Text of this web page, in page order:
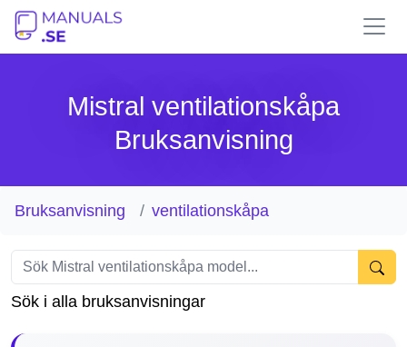
Mistral ventilationskåpa
Bruksanvisning
Bruksanvisning ventilationskåpa
Sök i alla bruksanvisningar